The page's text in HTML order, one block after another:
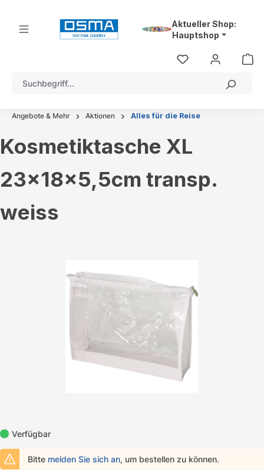
Aktueller Shop:
Hauptshop
Angebote & Mehr Aktionen Alles für die Reise
Kosmetiktasche XL
23x18x5,5cm transp.
weiss
Verfügbar
Bitte melden Sie sich an, um bestellen zu können.